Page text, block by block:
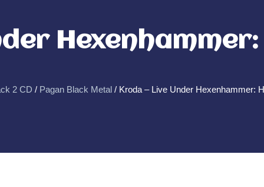
2 CD / Pagan Black Metal / Kroda – Live Under Hexenhammer: